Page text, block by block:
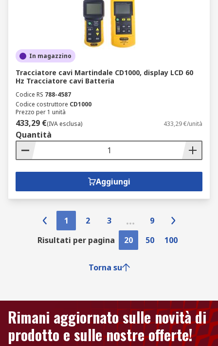
In magazzino
Tracciatore cavi Martindale CD1000, display LCD 60
Hz Tracciatore cavi Batteria
Codice RS 788-4587
Codice costruttore CD1000
Prezzo per 1 unità
433,29 €(IVA esclusa) 433,29 €/unità
Quantità
Aggiungi
1 2 3
9
Risultati per pagina
20 50 100
Torna su
Rimani aggiornato sulle novità di
prodotto e sulle nostre offerte!